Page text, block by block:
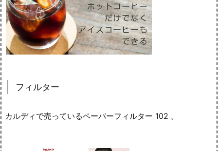
フィルター
カルディで売っているペーパーフィルター 102 。